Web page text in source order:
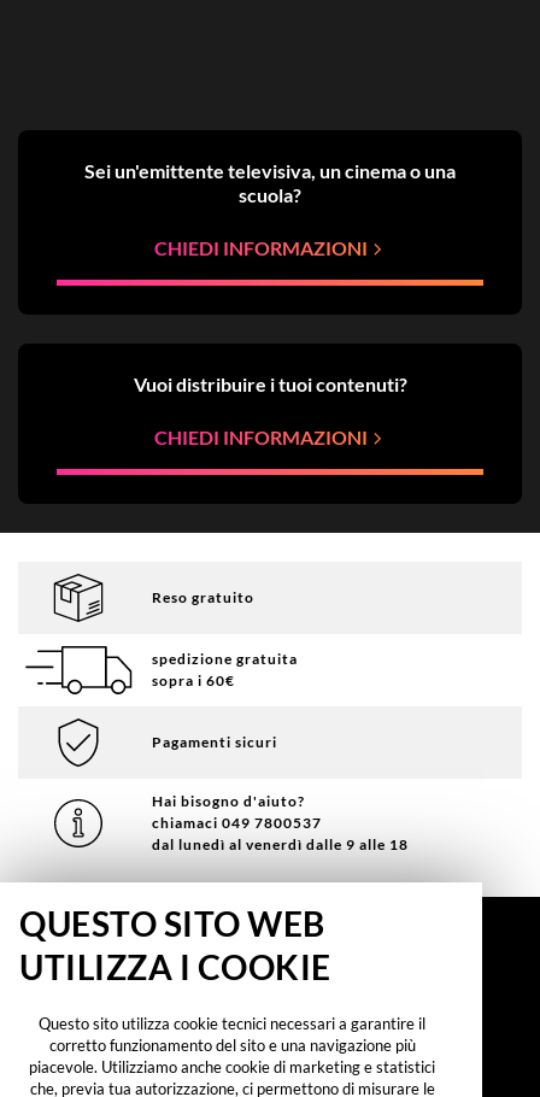
Sei un'emittente televisiva, un cinema o una
scuola?
CHIEDI INFORMAZIONI
Vuoi distribuire i tuoi contenuti?
CHIEDI INFORMAZIONI
Reso gratuito
spedizione gratuita
sopra i 60€
Pagamenti sicuri
Hai bisogno d'aiuto?
chiamaci 049 7800537
dal lunedì al venerdì dalle 9 alle 18
INFORMAZIONI
Running TV International srl
CONTATTI
Telefono049 7800537
QUESTO SITO WEB
UTILIZZA I COOKIE
Questo sito utilizza cookie tecnici necessari a garantire il
corretto funzionamento del sito e una navigazione più
piacevole. Utilizziamo anche cookie di marketing e statistici
che, previa tua autorizzazione, ci permettono di misurare le